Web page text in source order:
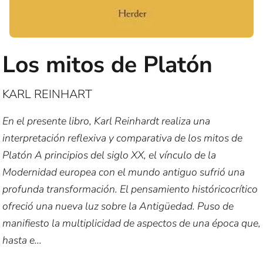
Los mitos de Platón
KARL REINHART
En el presente libro, Karl Reinhardt realiza una
interpretación reflexiva y comparativa de los mitos de
Platón A principios del siglo XX, el vínculo de la
Modernidad europea con el mundo antiguo sufrió una
profunda transformación. El pensamiento históricocrítico
ofreció una nueva luz sobre la Antigüedad. Puso de
manifiesto la multiplicidad de aspectos de una época que,
hasta e...